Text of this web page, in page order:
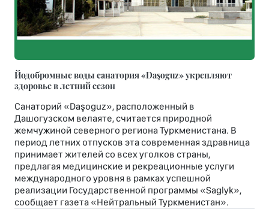
Йодобромные воды санатория «Daşoguz» укрепляют
здоровье в летний сезон
Санаторий «Daşoguz», расположенный в
Дашогузском велаяте, считается природной
жемчужиной северного региона Туркменистана. В
период летних отпусков эта современная здравница
принимает жителей со всех уголков страны,
предлагая медицинские и рекреационные услуги
международного уровня в рамках успешной
реализации Государственной программы «Saglyk»,
сообщает газета «Нейтральный Туркменистан».